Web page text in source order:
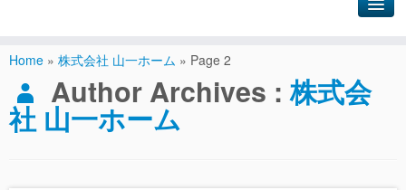
Home » 株式会社 山一ホーム » Page 2
Author Archives :株式会
社 山一ホーム